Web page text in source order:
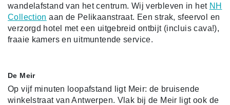
wandelafstand van het centrum. Wij verbleven in het NH
Collection aan de Pelikaanstraat. Een strak, sfeervol en
verzorgd hotel met een uitgebreid ontbijt (incluis cava!),
fraaie kamers en uitmuntende service.
De Meir
Op vijf minuten loopafstand ligt Meir: de bruisende
winkelstraat van Antwerpen. Vlak bij de Meir ligt ook de